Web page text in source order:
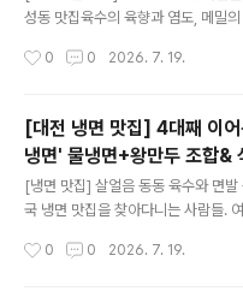
의 산도를 절묘하게 매칭했습니다.
니다.​지적 유희의 끝판왕, 과학카페 '
성동 맛집육수의 육향과 염도, 메밀
방식을 중요하게 생각하는 분들에게
냉 덕후'라면 대전 숯골원냉면 본점은
이정표입니다. 흔한 우육 베이스의
결이 다른, 이북 전통 방식을 고수하
꿩 육수와 계절 동치미의 블렌딩 숯
깊이가 소고기와는 완전히 다릅니다.
0 0 2026. 7. 19.
[대전 냉면 맛집] 4대째 이
냉면' 물냉면+왕만두 조합&
'카페 쿠아'
[냉면 맛집] 살얼음 동동 육수와 면
국 냉면 맛집을 찾아다니는 사람들.
만두 조합 & 식후 필수 코스 '카페 쿠
0 0 2026. 7. 19.